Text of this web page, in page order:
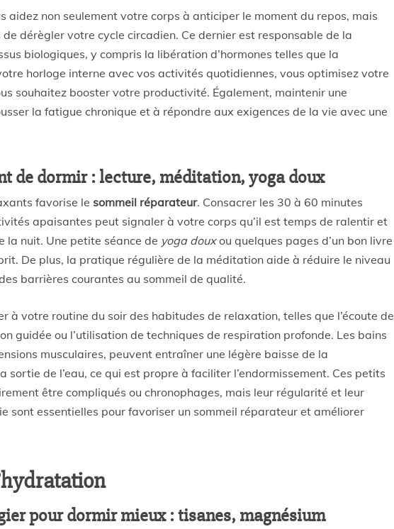
aidez non seulement votre corps à anticiper le moment du repos, mais
dérègler votre cycle circadien. Ce dernier est responsable de la
biologiques, y compris la libération d’hormones telles que la
horloge interne avec vos activités quotidiennes, vous optimisez votre
souhaitez booster votre productivité. Également, maintenir une
la fatigue chronique et à répondre aux exigences de la vie avec une
de dormir : lecture, méditation, yoga doux
favorise le sommeil réparateur. Consacrer les 30 à 60 minutes
apaisantes peut signaler à votre corps qu’il est temps de ralentir et
la nuit. Une petite séance de yoga douxou quelques pages d’un bon livre
De plus, la pratique régulière de la méditation aide à réduire le niveau
barrières courantes au sommeil de qualité.
à votre routine du soir des habitudes de relaxation, telles que l’écoute de
guidée ou l’utilisation de techniques de respiration profonde. Les bains
musculaires, peuvent entraîner une légère baisse de la
de l’eau, ce qui est propre à faciliter l’endormissement. Ces petits
être compliqués ou chronophages, mais leur régularité et leur
sont essentielles pour favoriser un sommeil réparateur et améliorer
pour dormir mieux : tisanes, magnésium